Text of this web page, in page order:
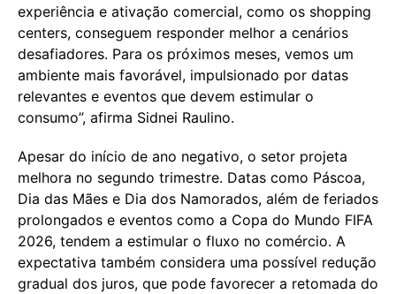
experiência e ativação comercial, como os shopping
centers, conseguem responder melhor a cenários
desafiadores. Para os próximos meses, vemos um
ambiente mais favorável, impulsionado por datas
relevantes e eventos que devem estimular o
consumo”, afirma Sidnei Raulino.
Apesar do início de ano negativo, o setor projeta
melhora no segundo trimestre. Datas como Páscoa,
Dia das Mães e Dia dos Namorados, além de feriados
prolongados e eventos como a Copa do Mundo FIFA
2026, tendem a estimular o fluxo no comércio. A
expectativa também considera uma possível redução
gradual dos juros, que pode favorecer a retomada do